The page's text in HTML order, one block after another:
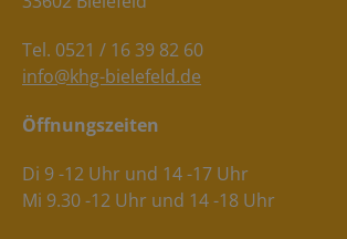
Tel. 0521 / 16 39 82 60
info@khg-bielefeld.de
Öffnungszeiten
Di 9 -12 Uhr und 14 -17 Uhr
Mi 9.30 -12 Uhr und 14 -18 Uhr